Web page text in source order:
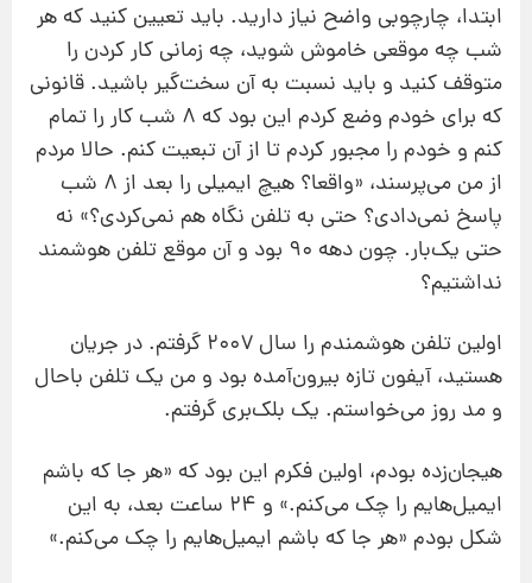
ابتدا، چارچوبی واضح نیاز دارید. باید تعیین کنید که هر
شب چه موقعی خاموش شوید، چه زمانی کار کردن را
متوقف کنید و باید نسبت به آن سخت‌گیر باشید. قانونی
که برای خودم وضع کردم این بود که ۸ شب کار را تمام
کنم و خودم را مجبور کردم تا از آن تبعیت کنم. حالا مردم
از من می‌پرسند، «واقعا؟ هیچ ایمیلی را بعد از ۸ شب
پاسخ نمی‌دادی؟ حتی به تلفن نگاه هم نمی‌کردی؟» نه
حتی یک‌بار. چون دهه ۹۰ بود و آن موقع تلفن هوشمند
نداشتیم؟
اولین تلفن هوشمندم را سال ۲۰۰۷ گرفتم. در جریان
هستید، آیفون تازه بیرون‌آمده بود و من یک تلفن باحال
و مد روز می‌خواستم. یک بلک‌بری گرفتم.
هیجان‌زده بودم، اولین فکرم این بود که «هر جا که باشم
ایمیل‌هایم را چک می‌کنم.» و ۲۴ ساعت بعد، به این
شکل بودم «هر جا که باشم ایمیل‌هایم را چک می‌کنم.»